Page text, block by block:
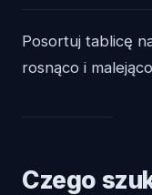
Posortuj tablicę
rosnąco i
Czego